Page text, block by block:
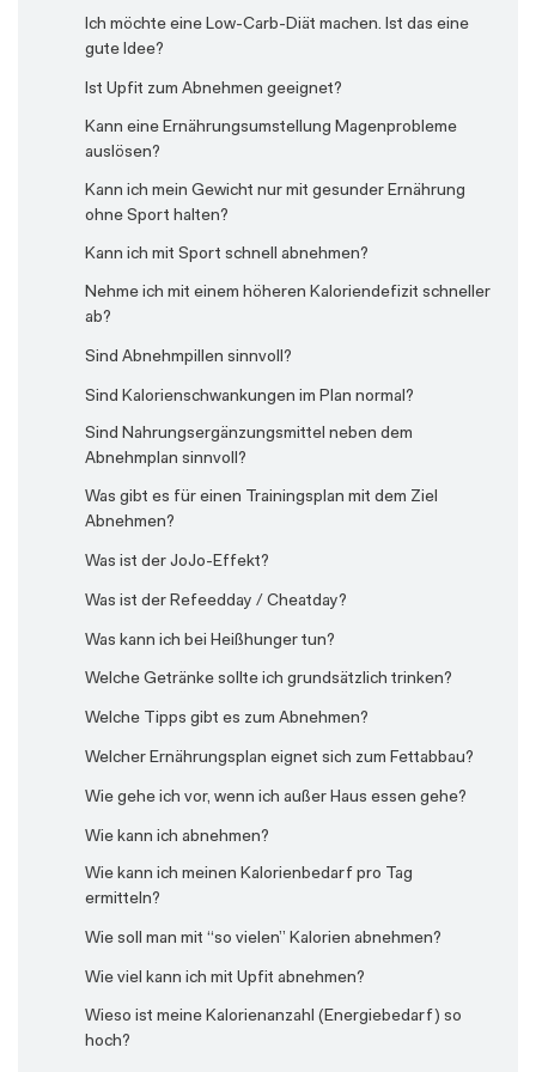
auf meine Ernährungspläne?
Habe ich eine Auswahl an Gerichten?
Ich kann mich nicht einloggen – was soll ich tun?
Kann ich auch monatlich bezahlen?
Kann ich einzelne Lebensmittel ausschließen?
Kann ich mein Ziel wechseln?
Meine Änderungen wurden nicht gespeichert bzw.
werden mir nicht angezeigt
Muss ich meinen Upfit-Plan nach Ablauf der Zeit
Was ist die Alternativen-Funktion?
Was ist die Vorkochfunktion?
Was kann ich tun, wenn sich Rezepte ständig
wiederholen?
Was unterscheidet Upfit von anderen
Mahlzeiten?
Wie funktioniert die Favoriten-Funktion (Kochbuch)
für Mahlzeiten?
Wie funktioniert die Portions-Funktion für
Wie kann ich meinen Upfit Plan verlängern?
Wie flexibel bin ich mit Upfit?
Wie viel kann ich mit Upfit abnehmen?
Wie unterscheiden sich die verschiedenen Laufzeiten?
Mahlzeiten?
Wie lange läuft der Ernährungsplan?
Wie sicher ist die Bezahlung und wie sicher sind meine
Daten?
Wie unterscheiden sich die verschiedenen Laufzeiten?
Wie wechsle ich zu meinem neuen Plan?
Wo sehe ich meinen Plan?
Ich möchte eine Low-Carb-Diät machen. Ist das eine
gute Idee?
Ist Upfit zum Abnehmen geeignet?
Kann eine Ernährungsumstellung Magenprobleme
auslösen?
Kann ich mein Gewicht nur mit gesunder Ernährung
ohne Sport halten?
Kann ich mit Sport schnell abnehmen?
Nehme ich mit einem höheren Kaloriendefizit schneller
ab?
Sind Abnehmpillen sinnvoll?
Sind Kalorienschwankungen im Plan normal?
Sind Nahrungsergänzungsmittel neben dem
Abnehmplan sinnvoll?
Was gibt es für einen Trainingsplan mit dem Ziel
Abnehmen?
Was ist der JoJo-Effekt?
Was ist der Refeedday / Cheatday?
Was kann ich bei Heißhunger tun?
Welche Getränke sollte ich grundsätzlich trinken?
Welche Tipps gibt es zum Abnehmen?
Welcher Ernährungsplan eignet sich zum Fettabbau?
Wie gehe ich vor, wenn ich außer Haus essen gehe?
Wie kann ich abnehmen?
Wie kann ich meinen Kalorienbedarf pro Tag
ermitteln?
Wie soll man mit “so vielen” Kalorien abnehmen?
Wie viel kann ich mit Upfit abnehmen?
Wieso ist meine Kalorienanzahl (Energiebedarf) so
hoch?